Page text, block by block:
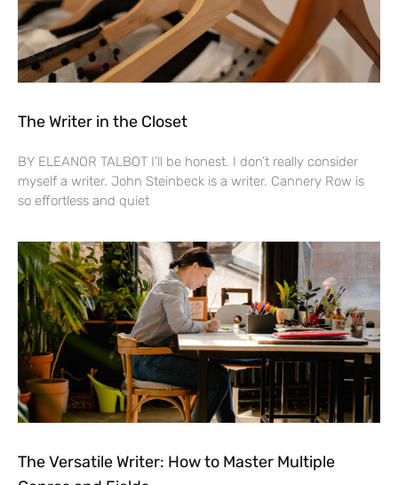
The Writer in the Closet
BY ELEANOR TALBOT I’ll be honest. I don’t really consider
myself a writer. John Steinbeck is a writer. Cannery Row is
so effortless and quiet
The Versatile Writer: How to Master Multiple